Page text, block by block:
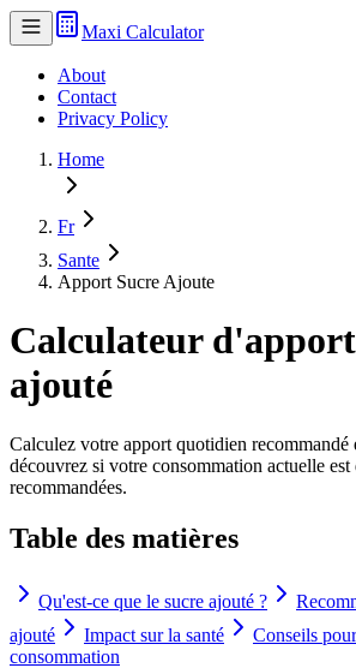
Maxi Calculator
About
Contact
Privacy Policy
Home
Fr
Sante
Apport Sucre Ajoute
Calculateur d'apport
ajouté
Calculez votre apport quotidien recommandé
découvrez si votre consommation actuelle est
recommandées.
Table des matières
Qu'est-ce que le sucre ajouté ?
ajouté
Impact sur la santé
Conseils
consommation